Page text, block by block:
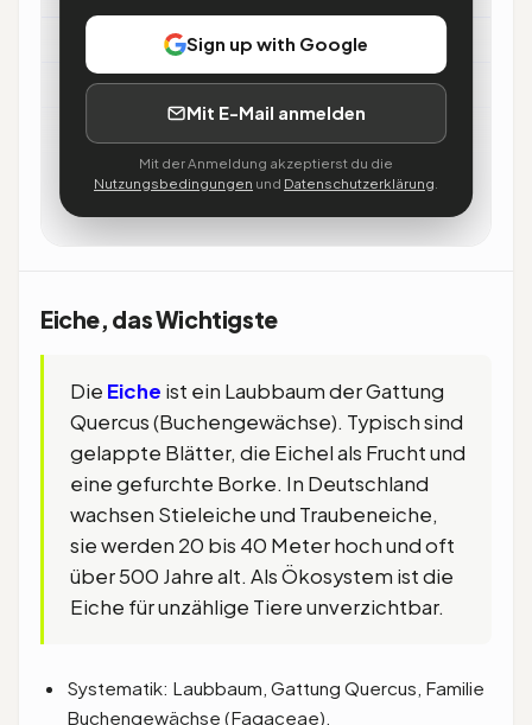
Merkmale
→gelappte Blätter, Eicheln, gefurchte
Borke
Merke
→Stieleiche: lange Eichelstiele,
Sign up with Google
Mit E-Mail anmelden
Mit der Anmeldung akzeptierst du die
Nutzungsbedingungen und Datenschutzerklärung.
Eiche, das Wichtigste
Die Eiche ist ein Laubbaum der Gattung
Quercus (Buchengewächse). Typisch sind
gelappte Blätter, die Eichel als Frucht und
eine gefurchte Borke. In Deutschland
wachsen Stieleiche und Traubeneiche,
sie werden 20 bis 40 Meter hoch und oft
über 500 Jahre alt. Als Ökosystem ist die
Eiche für unzählige Tiere unverzichtbar.
Systematik: Laubbaum, Gattung Quercus, Familie
Buchengewächse (Fagaceae).